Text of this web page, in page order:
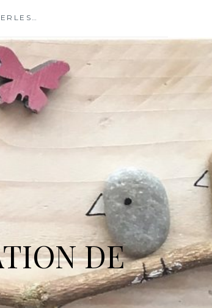
DE